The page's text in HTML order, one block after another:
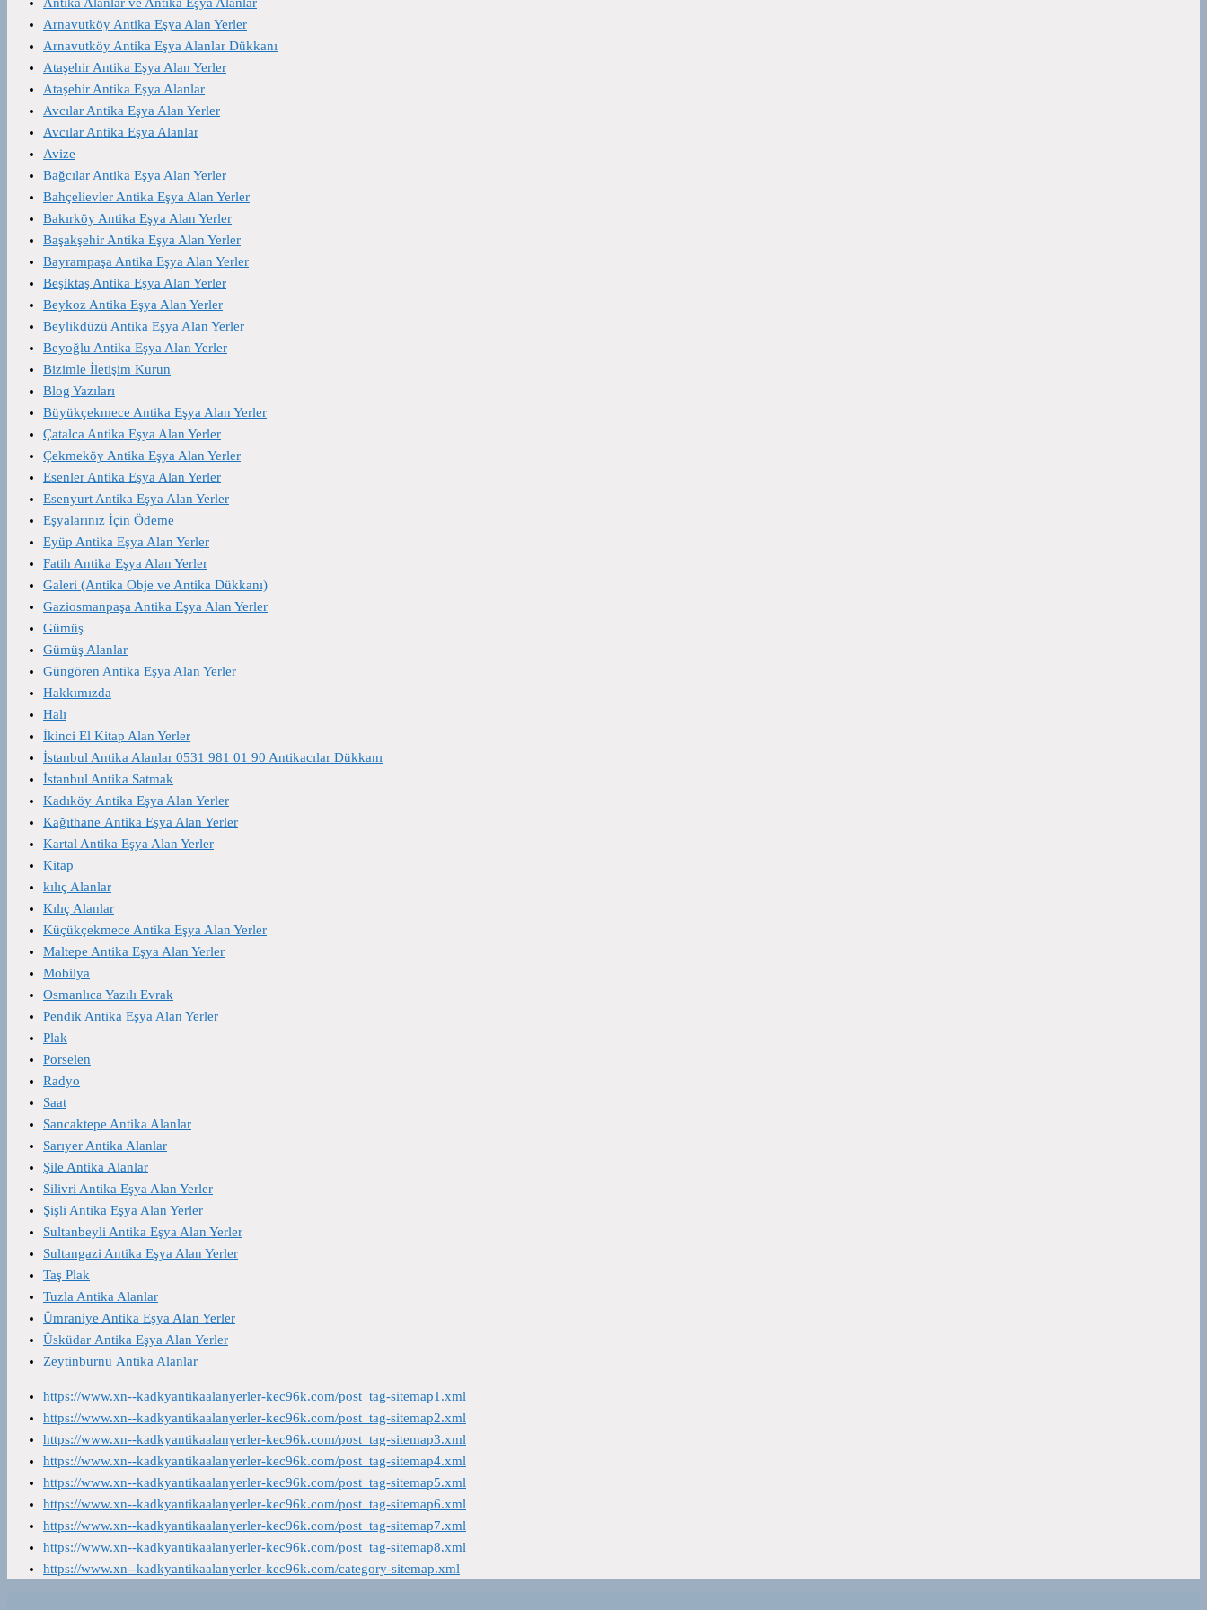
Arnavutköy Antika Eşya Alan Yerler
Arnavutköy Antika Eşya Alanlar Dükkanı
Ataşehir Antika Eşya Alan Yerler
Ataşehir Antika Eşya Alanlar
Avcılar Antika Eşya Alan Yerler
Avcılar Antika Eşya Alanlar
Avize
Bağcılar Antika Eşya Alan Yerler
Bahçelievler Antika Eşya Alan Yerler
Bakırköy Antika Eşya Alan Yerler
Başakşehir Antika Eşya Alan Yerler
Bayrampaşa Antika Eşya Alan Yerler
Beşiktaş Antika Eşya Alan Yerler
Beykoz Antika Eşya Alan Yerler
Beylikdüzü Antika Eşya Alan Yerler
Beyoğlu Antika Eşya Alan Yerler
Bizimle İletişim Kurun
Blog Yazıları
Büyükçekmece Antika Eşya Alan Yerler
Çatalca Antika Eşya Alan Yerler
Çekmeköy Antika Eşya Alan Yerler
Esenler Antika Eşya Alan Yerler
Esenyurt Antika Eşya Alan Yerler
Eşyalarınız İçin Ödeme
Eyüp Antika Eşya Alan Yerler
Fatih Antika Eşya Alan Yerler
Galeri (Antika Obje ve Antika Dükkanı)
Gaziosmanpaşa Antika Eşya Alan Yerler
Gümüş
Gümüş Alanlar
Güngören Antika Eşya Alan Yerler
Hakkımızda
Halı
İkinci El Kitap Alan Yerler
İstanbul Antika Alanlar 0531 981 01 90 Antikacılar Dükkanı
İstanbul Antika Satmak
Kadıköy Antika Eşya Alan Yerler
Kağıthane Antika Eşya Alan Yerler
Kartal Antika Eşya Alan Yerler
Kitap
kılıç Alanlar
Kılıç Alanlar
Küçükçekmece Antika Eşya Alan Yerler
Maltepe Antika Eşya Alan Yerler
Mobilya
Osmanlıca Yazılı Evrak
Pendik Antika Eşya Alan Yerler
Plak
Porselen
Radyo
Saat
Sancaktepe Antika Alanlar
Sarıyer Antika Alanlar
Şile Antika Alanlar
Silivri Antika Eşya Alan Yerler
Şişli Antika Eşya Alan Yerler
Sultanbeyli Antika Eşya Alan Yerler
Sultangazi Antika Eşya Alan Yerler
Taş Plak
Tuzla Antika Alanlar
Ümraniye Antika Eşya Alan Yerler
Üsküdar Antika Eşya Alan Yerler
Zeytinburnu Antika Alanlar
https://www.xn--kadkyantikaalanyerler-kec96k.com/post_tag-sitemap1.xml
https://www.xn--kadkyantikaalanyerler-kec96k.com/post_tag-sitemap2.xml
https://www.xn--kadkyantikaalanyerler-kec96k.com/post_tag-sitemap3.xml
https://www.xn--kadkyantikaalanyerler-kec96k.com/post_tag-sitemap4.xml
https://www.xn--kadkyantikaalanyerler-kec96k.com/post_tag-sitemap5.xml
https://www.xn--kadkyantikaalanyerler-kec96k.com/post_tag-sitemap6.xml
https://www.xn--kadkyantikaalanyerler-kec96k.com/post_tag-sitemap7.xml
https://www.xn--kadkyantikaalanyerler-kec96k.com/post_tag-sitemap8.xml
https://www.xn--kadkyantikaalanyerler-kec96k.com/category-sitemap.xml